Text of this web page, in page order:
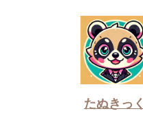
たぬきっく